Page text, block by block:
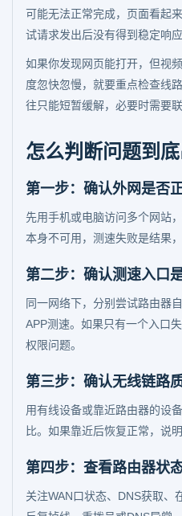
可能无法正常完成，页面看起
试请求发出后没有得到稳定响应
如果你发现网页能打开，但视
度忽快忽慢，就要重点检查线
往只能短暂缓解，必要时需要
怎么判断问题到
第一步：确认外网是否
先用手机或电脑访问多个网站
本身不可用，测速失败是结果，
第二步：确认测速入口
同一网络下，分别尝试路由器
APP测速。如果只有一个入口
权限问题。
第三步：确认无线链路
用有线设备或靠近路由器的设
比。如果靠近后恢复正常，说
第四步：查看路由器状
关注WAN口状态、DNS获取、